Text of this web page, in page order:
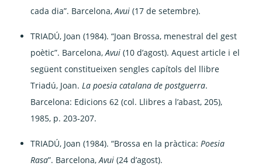
cada dia”. Barcelona,Avui(17 de setembre).
TRIADÚ, Joan (1984). “Joan Brossa, menestral del gest
poètic”. Barcelona,Avui(10 d’agost). Aquest article i el
següent constitueixen sengles capítols del llibre
Triadú, Joan. La poesia catalana de postguerra.
Barcelona: Edicions 62 (col. Llibres a l’abast, 205),
1985, p. 203-207.
TRIADÚ, Joan (1984). “Brossa en la pràctica:Poesia
Rasa”. Barcelona,Avui(24 d’agost).